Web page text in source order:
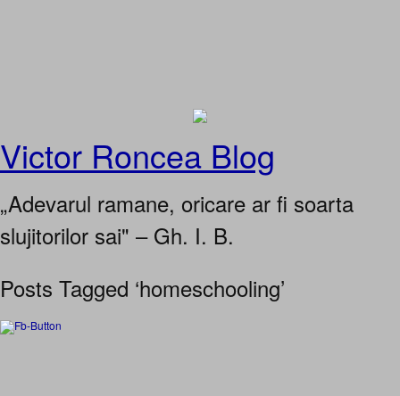
Victor Roncea Blog
„Adevarul ramane, oricare ar fi soarta
slujitorilor sai" – Gh. I. B.
Posts Tagged ‘homeschooling’